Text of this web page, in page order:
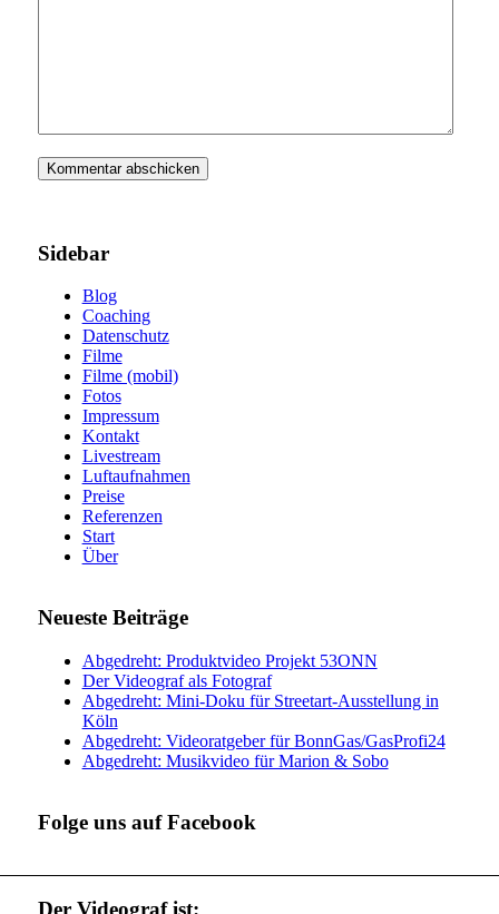
Sidebar
Blog
Coaching
Datenschutz
Filme
Filme (mobil)
Fotos
Impressum
Kontakt
Livestream
Luftaufnahmen
Preise
Referenzen
Start
Über
Neueste Beiträge
Abgedreht: Produktvideo Projekt 53ONN
Der Videograf als Fotograf
Abgedreht: Mini-Doku für Streetart-Ausstellung in
Köln
Abgedreht: Videoratgeber für BonnGas/GasProfi24
Abgedreht: Musikvideo für Marion & Sobo
Folge uns auf Facebook
Der Videograf ist: